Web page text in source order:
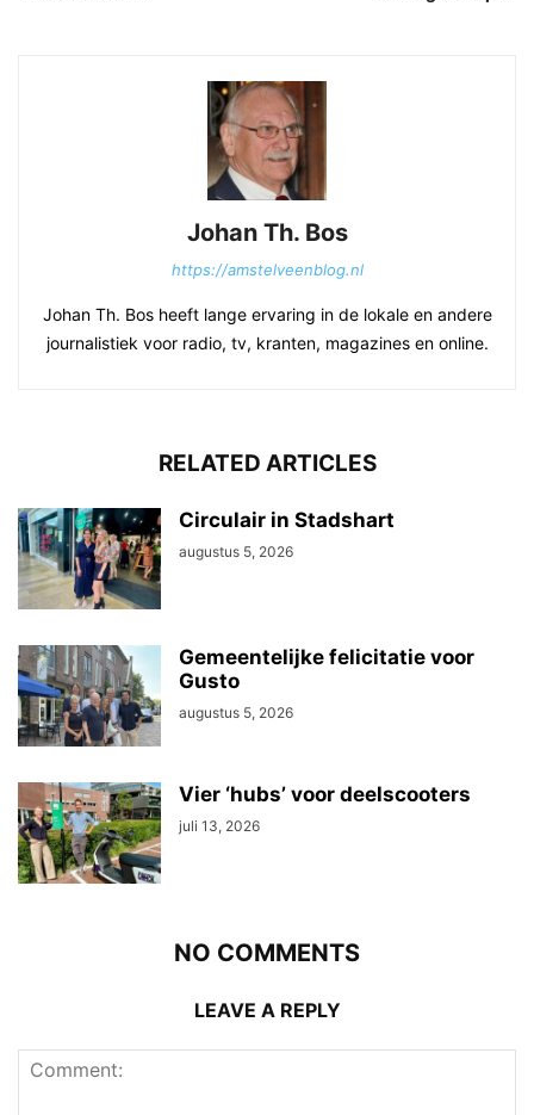
Johan Th. Bos
https://amstelveenblog.nl
Johan Th. Bos heeft lange ervaring in de lokale en andere
journalistiek voor radio, tv, kranten, magazines en online.
RELATED ARTICLES
Circulair in Stadshart
augustus 5, 2026
Gemeentelijke felicitatie voor
Gusto
augustus 5, 2026
Vier ‘hubs’ voor deelscooters
juli 13, 2026
NO COMMENTS
LEAVE A REPLY